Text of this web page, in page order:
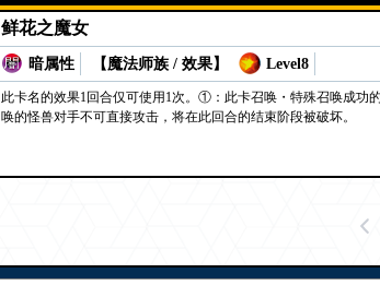
鲜花之魔女
暗属性 【魔法师族 / 效果】 Level8
此卡名的效果1回合仅可使用1次。①：此卡召唤・特殊召唤成功
唤的怪兽对手不可直接攻击，将在此回合的结束阶段被破坏。